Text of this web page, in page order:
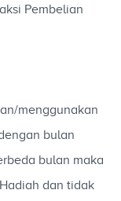
Pembelian
menggunakan
bulan
bulan maka
dan tidak